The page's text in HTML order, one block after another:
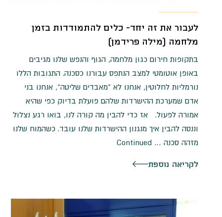
לעבור את זה יחד- כלים להתמודדות בזמן
מלחמה (מילה פרידמן)
בתקופות חירום כגון מלחמה, הגוף והנפש שלנו מגיבים
באופן אוטומטי למצב הנתפס עבורנו כסכנה. התגובות הללו
נורמליות לחלוטין, אנחנו לא "מאבדים שליטה", אנחנו בני
אדם שמערכת ההישרדות שלהם פועלת בדיוק כפי שהיא
אמורה לפעול. אז כדי להבין מה קורה לנו, בואו רגע נצלול
וננסה להבין איך מנגנון ההישרדות שלנו עובד. כשהמוח שלנו
מזהה סכנה … Continued
לקריאה נוספת